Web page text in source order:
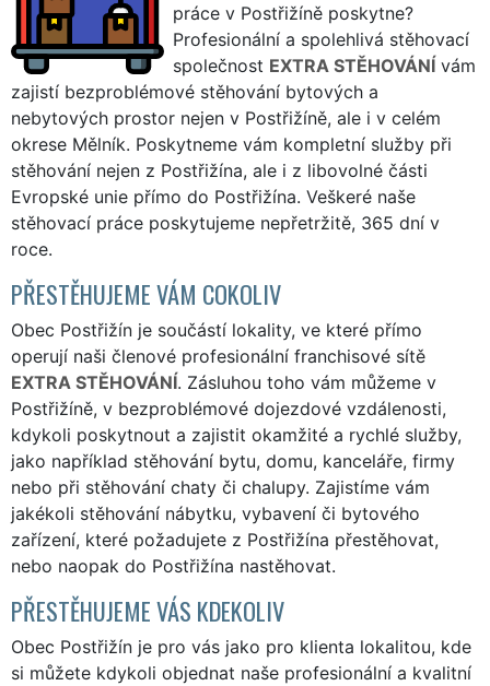
práce v Postřižíně poskytne?
Profesionální a spolehlivá stěhovací
společnost EXTRA STĚHOVÁNÍ vám
zajistí bezproblémové stěhování bytových a
nebytových prostor nejen v Postřižíně, ale i v celém
okrese Mělník. Poskytneme vám kompletní služby při
stěhování nejen z Postřižína, ale i z libovolné části
Evropské unie přímo do Postřižína. Veškeré naše
stěhovací práce poskytujeme nepřetržitě, 365 dní v
roce.
PŘESTĚHUJEME VÁM COKOLIV
Obec Postřižín je součástí lokality, ve které přímo
operují naši členové profesionální franchisové sítě
EXTRA STĚHOVÁNÍ. Zásluhou toho vám můžeme v
Postřižíně, v bezproblémové dojezdové vzdálenosti,
kdykoli poskytnout a zajistit okamžité a rychlé služby,
jako například stěhování bytu, domu, kanceláře, firmy
nebo při stěhování chaty či chalupy. Zajistíme vám
jakékoli stěhování nábytku, vybavení či bytového
zařízení, které požadujete z Postřižína přestěhovat,
nebo naopak do Postřižína nastěhovat.
PŘESTĚHUJEME VÁS KDEKOLIV
Obec Postřižín je pro vás jako pro klienta lokalitou, kde
si můžete kdykoli objednat naše profesionální a kvalitní